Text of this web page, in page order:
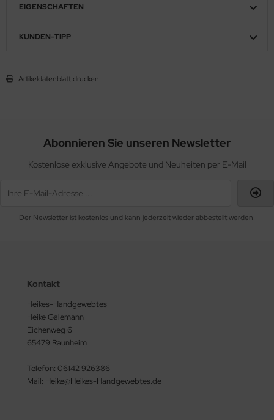
EIGENSCHAFTEN
KUNDEN-TIPP
Artikeldatenblatt drucken
Abonnieren Sie unseren Newsletter
Kostenlose exklusive Angebote und Neuheiten per E-Mail
Der Newsletter ist kostenlos und kann jederzeit wieder abbestellt werden.
Kontakt
Heikes-Handgewebtes
Heike Galemann
Eichenweg 6
65479 Raunheim
Telefon: 06142 926386
Mail: Heike@Heikes-Handgewebtes.de